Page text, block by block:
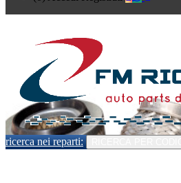
ricerca nei reparti: